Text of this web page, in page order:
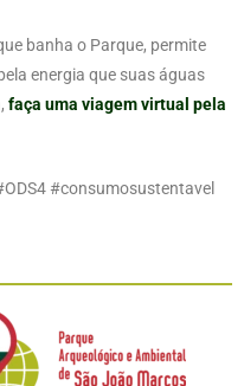
banha o Parque, permite
energia que suas águas
faça uma viagem virtual pela
#consumosustentavel